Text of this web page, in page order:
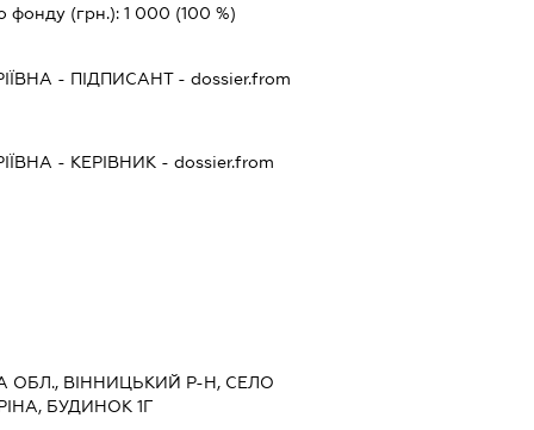
фонду (грн.): 1 000 (100 %)
- ПІДПИСАНТ- dossier.from
- КЕРІВНИК - dossier.from
ОБЛ., ВІННИЦЬКИЙ Р-Н, СЕЛО
БУДИНОК 1Г